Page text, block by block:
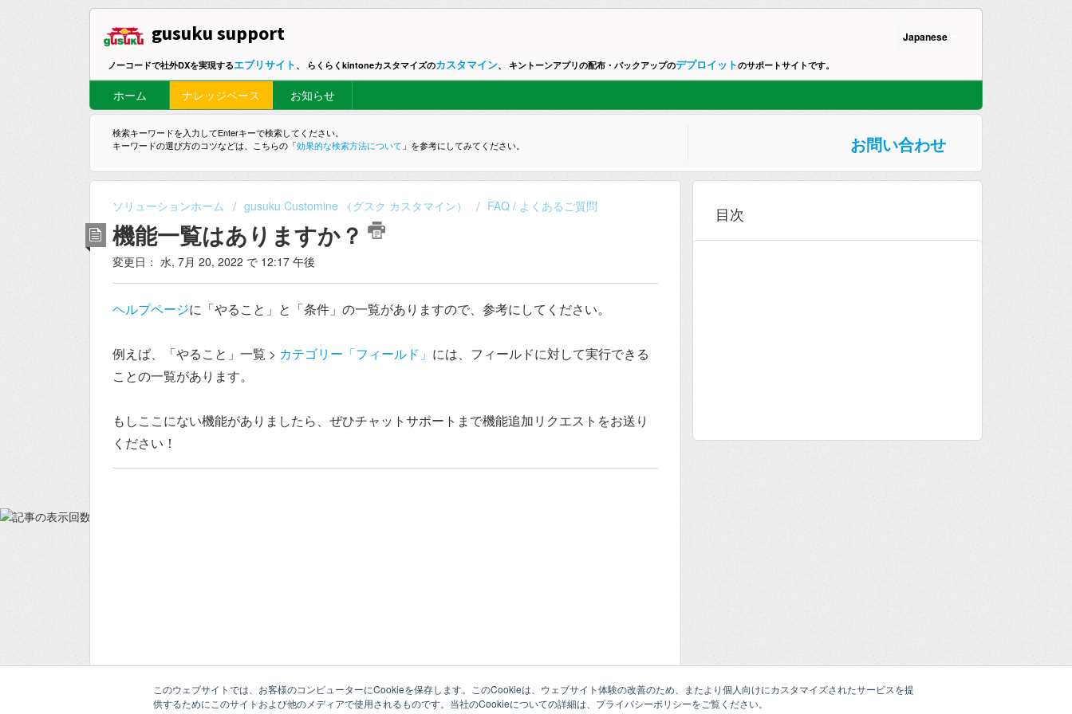
このウェブサイトでは、お客様のコンピューターにCookieを保存します。このCookieは、ウェブサイト体験の改善のため、またより個人向けにカスタマイズされたサービスを提
供するためにこのサイトおよび他のメディアで使用されるものです。当社のCookieについての詳細は、プライバシーポリシーをご覧ください。
gusuku support
ノーコードで社外DXを実現するエブリサイト 、 らくらくkintoneカスタマイズのカスタマイン、 キントーンアプリの配布・バックアップのデプロイットのサポートサイトです。
Japanese
ホーム ナレッジベース お知らせ
検索キーワードを入力してEnterキーで検索してください。
キーワードの選び方のコツなどは、こちらの「効果的な検索方法について 」を参考にしてみてください。 お問い合わせ
ソリューションホーム gusuku Customine （グスク カスタマイン） FAQ / よくあるご質問
機能一覧はありますか？
変更日： 水, 7月 20, 2022 で 12:17 午後
ヘルプページに「やること」と「条件」の一覧がありますので、参考にしてください。
例えば、「やること」一覧 > カテゴリー「フィールド」 には、フィールドに対して実行できる
ことの一覧があります。
もしここにない機能がありましたら、ぜひチャットサポートまで機能追加リクエストをお送り
ください！
目次